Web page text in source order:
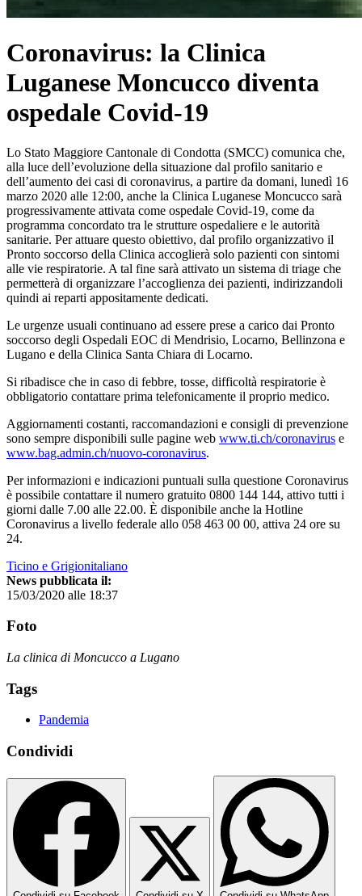
Coronavirus: la Clinica
Luganese Moncucco diventa
ospedale Covid-19
Lo Stato Maggiore Cantonale di Condotta (SMCC) comunica che,
alla luce dell’evoluzione della situazione dal profilo sanitario e
dell’aumento dei casi di coronavirus, a partire da domani, lunedì 16
marzo 2020 alle 12:00, anche la Clinica Luganese Moncucco sarà
progressivamente attivata come ospedale Covid-19, come da
programma concordato tra le strutture ospedaliere e le autorità
sanitarie. Per attuare questo obiettivo, dal profilo organizzativo il
Pronto soccorso della Clinica accoglierà solo pazienti con sintomi
alle vie respiratorie. A tal fine sarà attivato un sistema di triage che
permetterà di organizzare l’accoglienza dei pazienti, indirizzandoli
quindi ai reparti appositamente dedicati.
Le urgenze usuali continuano ad essere prese a carico dai Pronto
soccorso degli Ospedali EOC di Mendrisio, Locarno, Bellinzona e
Lugano e della Clinica Santa Chiara di Locarno.
Si ribadisce che in caso di febbre, tosse, difficoltà respiratorie è
obbligatorio contattare prima telefonicamente il proprio medico.
Aggiornamenti costanti, raccomandazioni e consigli di prevenzione
sono sempre disponibili sulle pagine web www.ti.ch/coronavirus e
www.bag.admin.ch/nuovo-coronavirus.
Per informazioni e indicazioni puntuali sulla questione Coronavirus
è possibile contattare il numero gratuito 0800 144 144, attivo tutti i
giorni dalle 7.00 alle 22.00. È disponibile anche la Hotline
Coronavirus a livello federale allo 058 463 00 00, attiva 24 ore su
24.
Ticino e Grigionitaliano
News pubblicata il:
15/03/2020 alle 18:37
Foto
La clinica di Moncucco a Lugano
Tags
Pandemia
Condividi